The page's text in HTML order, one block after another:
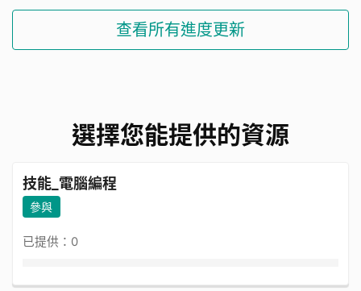
查看所有進度更新
選擇您能提供的資源
技能_電腦編程
參與
已提供：0